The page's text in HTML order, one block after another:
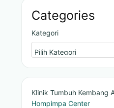
Categories
Kategori
Klinik Tumbuh Kembang
Hompimpa Center